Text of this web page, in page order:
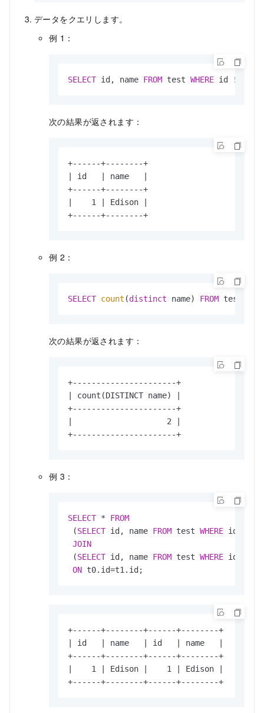
データをクエリします。
例 1：
SELECT id, name FROM test WHERE id !=
次の結果が返されます：
+------+--------+
| id   | name   |
+------+--------+
|    1 | Edison |
+------+--------+
例 2：
SELECT count (distinct name) FROM test;
次の結果が返されます：
+----------------------+
| count(DISTINCT name) |
+----------------------+
|                    2 |
+----------------------+
例 3：
SELECT *
FROM
(SELECT id, name FROM test WHERE id
JOIN
(SELECT id, name FROM test WHERE id
ON t0.id=t1.id;
+------+--------+------+--------+
| id   | name   | id   | name   |
+------+--------+------+--------+
|    1 | Edison |    1 | Edison |
+------+--------+------+--------+